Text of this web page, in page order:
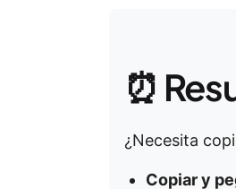
⏰
¿Necesita
Copiar y